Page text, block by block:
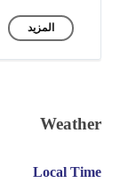
المزيد
Weather
Local Time